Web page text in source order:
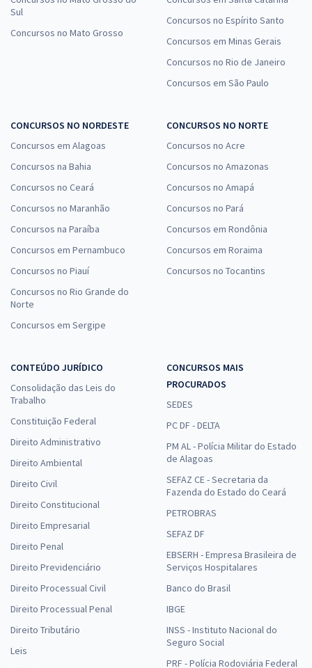
Sul
Concursos no Mato Grosso
Concursos no Espírito Santo
Concursos em Minas Gerais
Concursos no Rio de Janeiro
Concursos em São Paulo
CONCURSOS NO NORDESTE
Concursos em Alagoas
Concursos na Bahia
Concursos no Ceará
Concursos no Maranhão
Concursos na Paraíba
Concursos em Pernambuco
Concursos no Piauí
Concursos no Rio Grande do
Norte
Concursos em Sergipe
CONCURSOS NO NORTE
Concursos no Acre
Concursos no Amazonas
Concursos no Amapá
Concursos no Pará
Concursos em Rondônia
Concursos em Roraima
Concursos no Tocantins
CONTEÚDO JURÍDICO
Consolidação das Leis do
Trabalho
Constituição Federal
Direito Administrativo
Direito Ambiental
Direito Civil
Direito Constitucional
Direito Empresarial
Direito Penal
Direito Previdenciário
Direito Processual Civil
Direito Processual Penal
Direito Tributário
Leis
CONCURSOS MAIS
PROCURADOS
SEDES
PC DF - DELTA
PM AL - Polícia Militar do Estado
de Alagoas
SEFAZ CE - Secretaria da
Fazenda do Estado do Ceará
PETROBRAS
SEFAZ DF
EBSERH - Empresa Brasileira de
Serviços Hospitalares
Banco do Brasil
IBGE
INSS - Instituto Nacional do
Seguro Social
PRF - Polícia Rodoviária Federal